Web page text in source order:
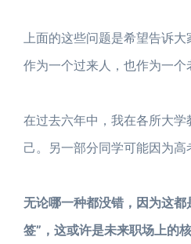
上面的这些问题是希望告诉
作为一个过来人，也作为一
在过去六年中，我在各所大
己。另一部分同学可能因为
无论哪一种都没错，因为这
签”，这或许是未来职场上的核